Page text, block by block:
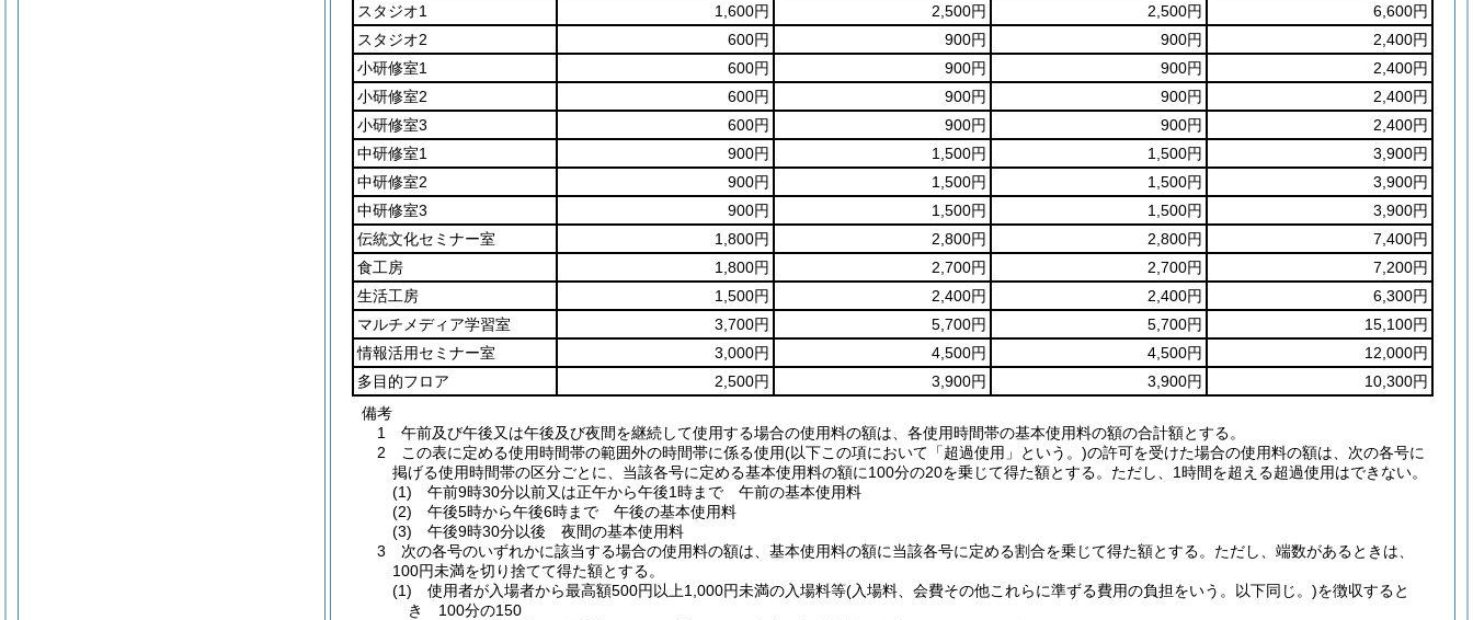
スタジオ1
1,600円 2,500円 2,500円
6,600円
スタジオ2
600円 900円 900円
2,400円
小研修室1
600円 900円 900円
2,400円
小研修室2
600円 900円 900円
2,400円
小研修室3
600円 900円 900円
2,400円
中研修室1
900円 1,500円 1,500円
3,900円
中研修室2
900円 1,500円 1,500円
3,900円
中研修室3
900円 1,500円 1,500円
3,900円
伝統文化セミナー室
1,800円 2,800円 2,800円
7,400円
食工房
1,800円 2,700円 2,700円
7,200円
生活工房
1,500円 2,400円 2,400円
6,300円
マルチメディア学習室
3,700円 5,700円 5,700円
15,100円
情報活用セミナー室
3,000円 4,500円 4,500円
12,000円
多目的フロア
2,500円 3,900円 3,900円
10,300円
備考
1 午前及び午後又は午後及び夜間を継続して使用する場合の使用料の額は、各使用時間帯の基本使用料の額の合計額とする。
2 この表に定める使用時間帯の範囲外の時間帯に係る使用(以下この項において「超過使用」という。)の許可を受けた場合の使用料の額は、次の各号に
掲げる使用時間帯の区分ごとに、当該各号に定める基本使用料の額に100分の20を乗じて得た額とする。ただし、1時間を超える超過使用はできない。
(1) 午前9時30分以前又は正午から午後1時まで 午前の基本使用料
(2) 午後5時から午後6時まで 午後の基本使用料
(3) 午後9時30分以後 夜間の基本使用料
3 次の各号のいずれかに該当する場合の使用料の額は、基本使用料の額に当該各号に定める割合を乗じて得た額とする。ただし、端数があるときは、
100円未満を切り捨てて得た額とする。
(1) 使用者が入場者から最高額500円以上1,000円未満の入場料等(入場料、会費その他これらに準ずる費用の負担をいう。以下同じ。)を徴収すると
き 100分の150